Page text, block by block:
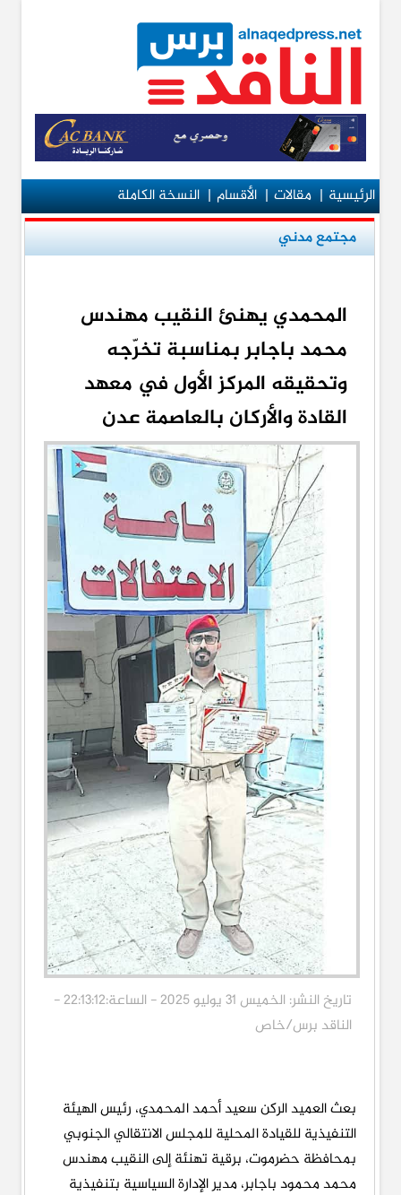
الرئيسية|مقالات|الأقسام|النسخة الكاملة
مجتمع مدني
المحمدي يهنئ النقيب مهندس
محمد باجابر بمناسبة تخرّجه
وتحقيقه المركز الأول في معهد
القادة والأركان بالعاصمة عدن
تاريخ النشر: الخميس 31 يوليو 2025 - الساعة:22:13:12 -
الناقد برس/خاص
بعث العميد الركن سعيد أحمد المحمدي، رئيس الهيئة
التنفيذية للقيادة المحلية للمجلس الانتقالي الجنوبي
بمحافظة حضرموت، برقية تهنئة إلى النقيب مهندس
محمد محمود باجابر، مدير الإدارة السياسية بتنفيذية